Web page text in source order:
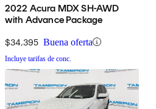
2022 Acura MDX SH-AWD
with Advance Package
$34,395 Buena oferta
Incluye tarifas de conc.